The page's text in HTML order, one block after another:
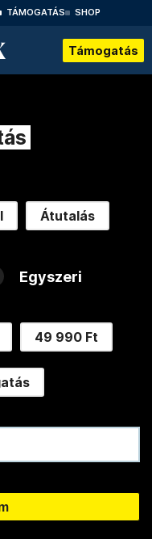
TÁMOGATÁS SHOP
Támogatás
Átutalás
Egyszeri
49 990 Ft